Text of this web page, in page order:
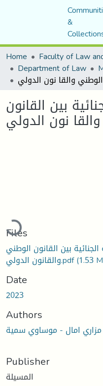
&
Home
Department of Law
بين القانون
نون الدولي
Loading...
Files
بين القانون الوطني
والقانون الدولي.pdf(1.53
Date
2023
Authors
مزاري امال - موساوي سمية
Publisher
المسيلة